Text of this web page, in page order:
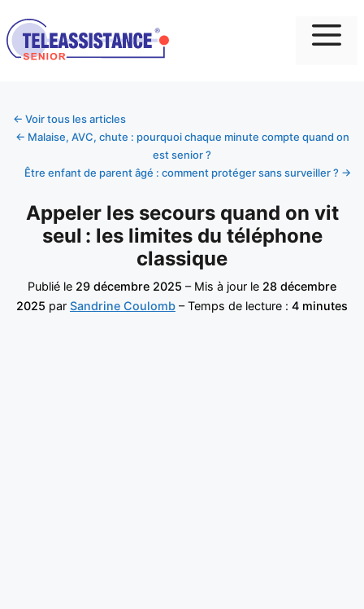
← Voir tous les articles
← Malaise, AVC, chute : pourquoi chaque minute compte quand on
est senior ?
Être enfant de parent âgé : comment protéger sans surveiller ? →
Appeler les secours quand on vit
seul : les limites du téléphone
classique
Publié le 29 décembre 2025 – Mis à jour le 28 décembre
2025 par Sandrine Coulomb – Temps de lecture : 4 minutes